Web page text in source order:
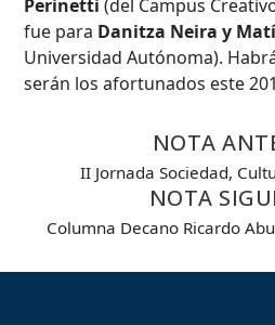
Perinetti (del Campus
fue para Danitza Neira y
Universidad Autónoma).
serán los afortunados este
NOTA
II Jornada Sociedad,
NOTA
Columna Decano Ricardo